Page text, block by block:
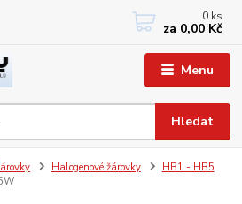
Menu
Hledat
+420 733767377
PO-PÁ: 8 - 12, 13 - 17
0 ks
za 0,00 Kč
Halogenové žárovky
HB1 - HB5